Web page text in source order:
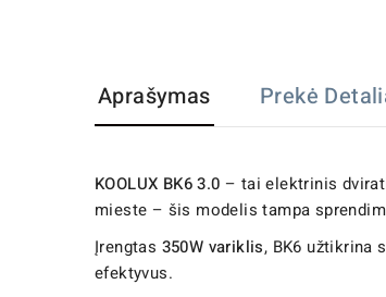
Aprašymas Prekė
KOOLUX BK6 3.0 – tai elektrinis
mieste – šis modelis tampa
Įrengtas 350W variklis, BK6 užtikrina
efektyvus.